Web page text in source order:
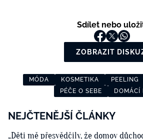
Sdílet nebo
ZOBRAZIT
MÓDA KOSMETIKA PEELING
PÉČE O SEBE
DOMÁCÍ
NEJČTENĚJŠÍ ČLÁNKY
„Děti mě přesvědčily, že domov